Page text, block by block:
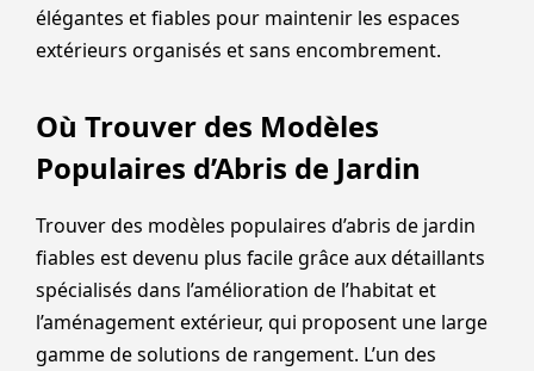
élégantes et fiables pour maintenir les espaces
extérieurs organisés et sans encombrement.
Où Trouver des Modèles
Populaires d’Abris de Jardin
Trouver des modèles populaires d’abris de jardin
fiables est devenu plus facile grâce aux détaillants
spécialisés dans l’amélioration de l’habitat et
l’aménagement extérieur, qui proposent une large
gamme de solutions de rangement. L’un des